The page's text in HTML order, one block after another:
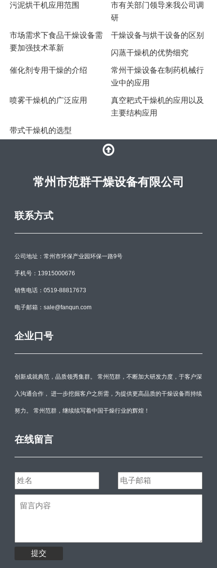
污泥烘干机应用范围
市有关部门领导来我公司调
研
市场需求下食品干燥设备需
要加强技术革新
干燥设备与烘干设备的区别
​闪蒸干燥机的优势细究
催化剂专用干燥的介绍
常州干燥设备在制药机械行
业中的应用
喷雾干燥机的广泛应用
真空耙式干燥机的应用以及
主要结构应用
带式干燥机的选型
常州市范群干燥设备有限公司
联系方式
公司地址：常州市环保产业园环保一路9号
手机号：13915000676
销售电话：0519-88817673
电子邮箱：sale@fanqun.com
企业口号
创新成就典范，品质领秀集群。 常州范群，不断加大研发力度，于客户深
入沟通合作， 进一步挖掘客户之所需，为提供更高品质的干燥设备而持续
努力。 常州范群，继续续写着中国干燥行业的辉煌！
在线留言
提交